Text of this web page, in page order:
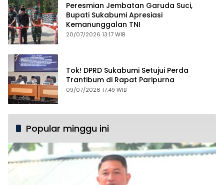
Peresmian Jembatan Garuda Suci,
Bupati Sukabumi Apresiasi
Kemanunggalan TNI
20/07/2026 13:17 WIB
Tok! DPRD Sukabumi Setujui Perda
Trantibum di Rapat Paripurna
09/07/2026 17:49 WIB
Popular minggu ini